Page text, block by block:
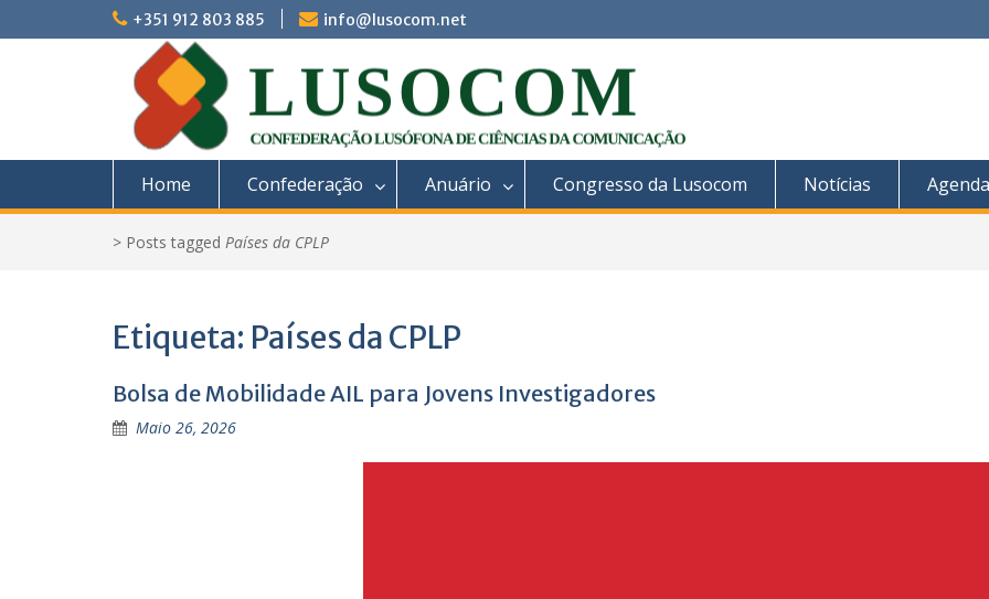
to
+351 912 803 885 info@lusocom.net
Home Confederação Anuário Congresso da Lusocom Notícias Agenda
> Posts tagged Países da CPLP
Etiqueta: Países da CPLP
Bolsa de Mobilidade AIL para Jovens Investigadores
Maio 26, 2026